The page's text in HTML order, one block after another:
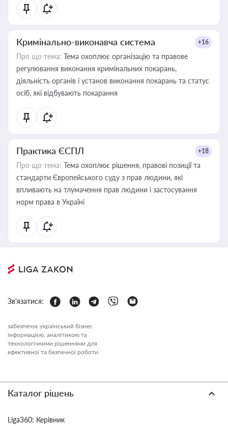
Кримінально-виконавча система +16
Про що тема: Тема охоплює організацію та правове
регулювання виконання кримінальних покарань,
діяльність органів і установ виконання покарань та статус
осіб, які відбувають покарання
Практика ЄСПЛ +18
Про що тема: Тема охоплює рішення, правові позиції та
стандарти Європейського суду з прав людини, які
впливають на тлумачення прав людини і застосування
норм права в Україні
Зв'язатися:
забезпечує український бізнес
інформацією, аналітикою та
технологічними рішеннями для
ефективної та безпечної роботи.
Каталог рішень
Liga360: Керівник